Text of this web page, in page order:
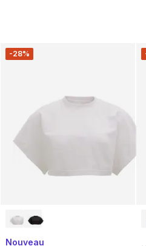
-28%
Nouveau